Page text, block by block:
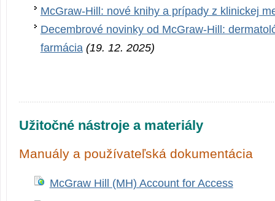
McGraw-Hill: nové knihy a prípady z klinickej
Decembrové novinky od McGraw-Hill:
farmácia (19. 12. 2025)
Užitočné nástroje a materiály
Manuály a používateľská dokumentácia
McGraw Hill (MH) Account for Access